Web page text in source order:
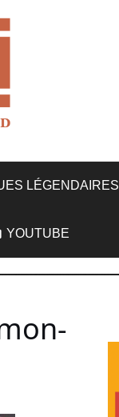
LÉGENDAIRES
YOUTUBE